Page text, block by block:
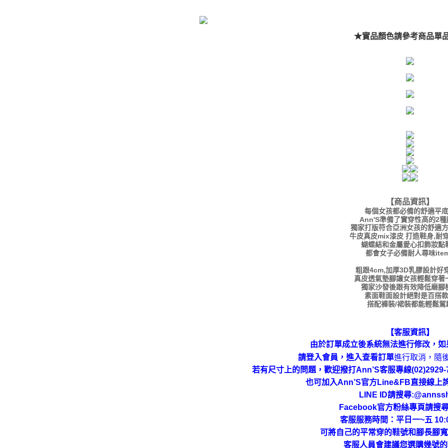
★實品顏色請參考商品單
【商品資訊】
每個女孩都必備的舒適平
Ann'S準備了實穿性高的2種
獨家打版符合亞洲女孩的舒適
牛皮真皮mix漆皮 打造鞋身,耐
蝴蝶結和金屬愛心扣飾妝點
都會女子必備耐人尋味
粗跟4cm,加厚3D乳膠設計好
真皮透氣墊腳讓女孩輕鬆穿著
獨家沙發後跟有效降低磨腳
素面鞋面設計絕對是百搭
搭配褲裝/裙裝都能輕鬆駕
【客服資訊】
由於訂單成立後系統無法進行修改，
請登入會員，進入查看訂單進行取消，隨
若有尺寸上的問題，歡迎撥打Ann’S客服專線
也可加入Ann’S官方Line&FB直接線上
LINE ID請搜尋
Facebook官方粉絲專頁請搜
客服服務時間：平日一~五
可將自己的平常穿的鞋號和腳長腳
客服人員會建議您選購幾號